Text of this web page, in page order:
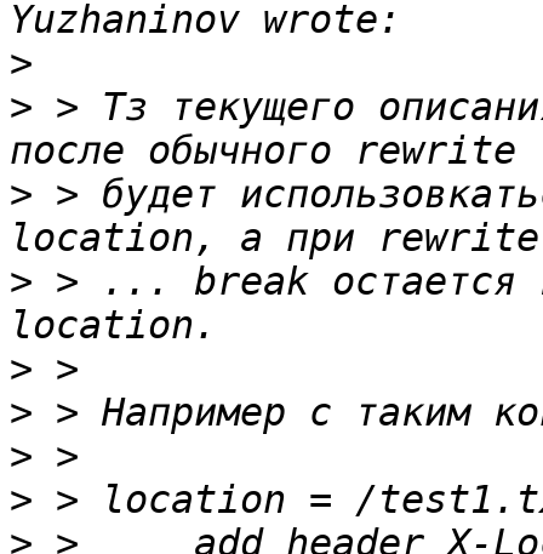
>
> > Тз текущего
> > будет
> > ... break остается
>
>
>
>
>